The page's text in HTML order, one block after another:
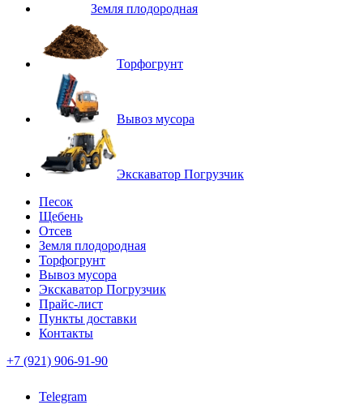
Земля плодородная
Торфогрунт
Вывоз мусора
Экскаватор Погрузчик
Песок
Щебень
Отсев
Земля плодородная
Торфогрунт
Вывоз мусора
Экскаватор Погрузчик
Прайс-лист
Пункты доставки
Контакты
+7 (921) 906-91-90
Telegram